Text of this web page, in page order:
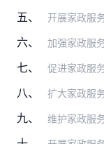
五、 开展家政服务职业技能竞赛。发挥职业技
六、 加强家政服务培训能力建设。推进家政（
七、 促进家政服务业规范发展。鼓励家政企业
八、 扩大家政服务从业规模。落实就业创业扶
九、 维护家政服务从业人员合法权益。加强家